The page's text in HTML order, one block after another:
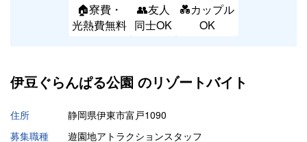
🏠寮費・
光熱費無料
👥友人
同士OK
💑カップル
OK
伊豆ぐらんぱる公園 のリゾートバイト
住所
静岡県伊東市富戸1090
募集職種
遊園地アトラクションスタッフ